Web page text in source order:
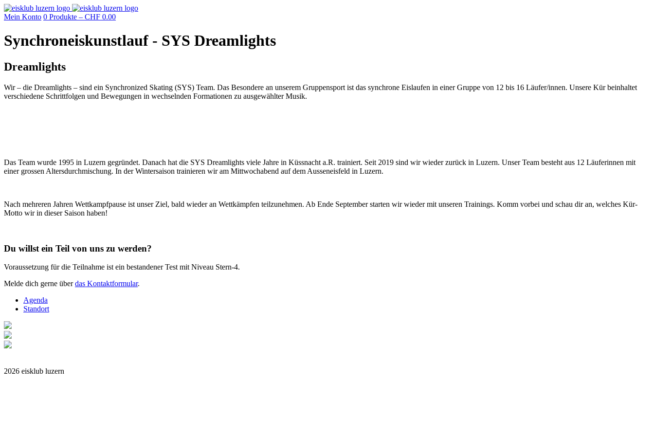
Mein Konto 0 Produkte – CHF 0.00
Synchroneiskunstlauf - SYS Dreamlights
Dreamlights
Wir – die Dreamlights – sind ein Synchronized Skating (SYS) Team. Das Besondere an unserem Gruppensport ist das synchrone Eislaufen in einer Gruppe von 12 bis 16 Läufer/innen. Unsere Kür beinhaltet
verschiedene Schrittfolgen und Bewegungen in wechselnden Formationen zu ausgewählter Musik.
Das Team wurde 1995 in Luzern gegründet. Danach hat die SYS Dreamlights viele Jahre in Küssnacht a.R. trainiert. Seit 2019 sind wir wieder zurück in Luzern. Unser Team besteht aus 12 Läuferinnen mit
einer grossen Altersdurchmischung. In der Wintersaison trainieren wir am Mittwochabend auf dem Ausseneisfeld in Luzern.
Nach mehreren Jahren Wettkampfpause ist unser Ziel, bald wieder an Wettkämpfen teilzunehmen. Ab Ende September starten wir wieder mit unseren Trainings. Komm vorbei und schau dir an, welches Kür-
Motto wir in dieser Saison haben!
Du willst ein Teil von uns zu werden?
Voraussetzung für die Teilnahme ist ein bestandener Test mit Niveau Stern-4.
Melde dich gerne überdas Kontaktformular.
Agenda
Standort
2026 eisklub luzern